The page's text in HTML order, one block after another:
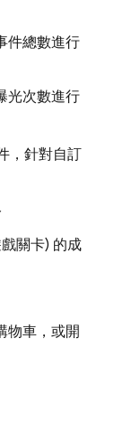
件總數進行
光次數進行
，針對自訂
關卡) 的成
物車，或開